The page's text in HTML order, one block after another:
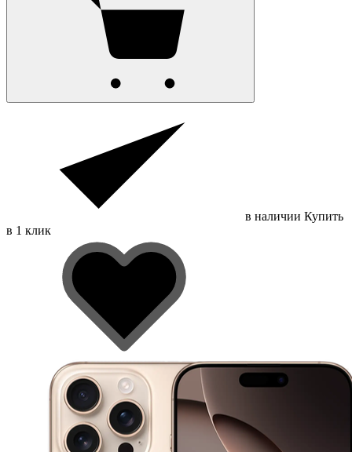
в наличии Купить
в 1 клик